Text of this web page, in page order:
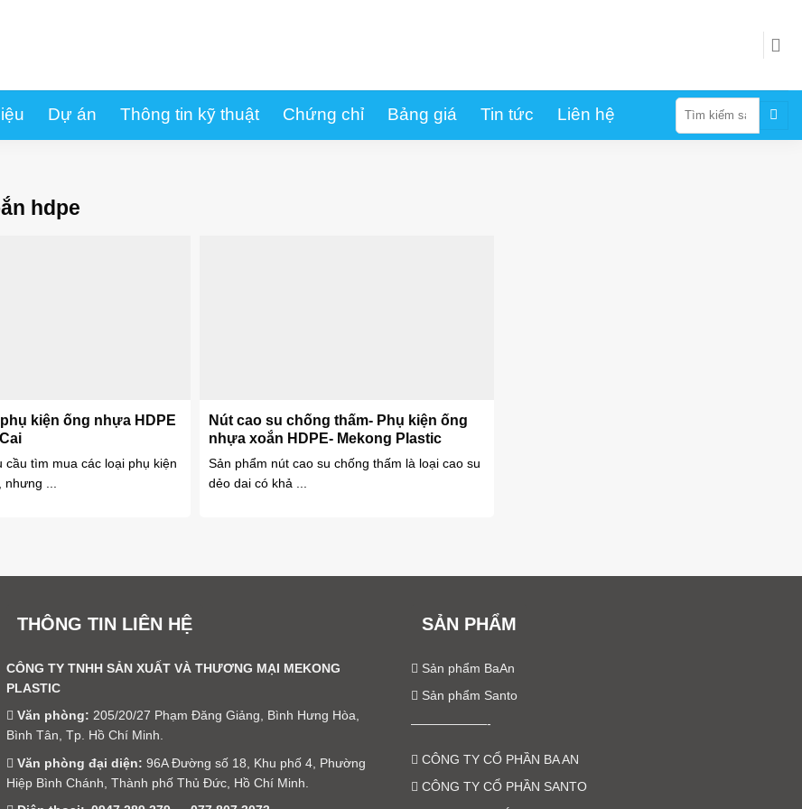
Dự án Thông tin kỹ thuật Chứng chỉ Bảng giá Tin tức Liên hệ
Tìm
kiếm:
hdpe
kiện ống nhựa HDPE
cầu tìm mua các loại phụ kiện
...
Nút cao su chống thấm- Phụ kiện ống
nhựa xoắn HDPE- Mekong Plastic
Sản phẩm nút cao su chống thấm là loại cao su
dẻo dai có khả ...
THÔNG TIN LIÊN HỆ
CÔNG TY TNHH SẢN XUẤT VÀ THƯƠNG MẠI MEKONG
PLASTIC
Văn phòng: 205/20/27 Phạm Đăng Giảng, Bình Hưng Hòa,
Bình Tân, Tp. Hồ Chí Minh.
Văn phòng đại diện: 96A Đường số 18, Khu phố 4, Phường
Hiệp Bình Chánh, Thành phố Thủ Đức, Hồ Chí Minh.
SẢN PHẨM
Sản phẩm BaAn
Sản phẩm Santo
——————-
CÔNG TY CỔ PHẦN BA AN
CÔNG TY CỔ PHẦN SANTO